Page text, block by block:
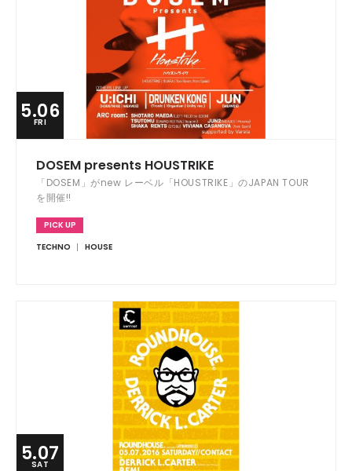
5.06
FRI
DOSEM presents HOUSTRIKE
「DOSEM」がnew レーベル「HOUSTRIKE」のJAPAN TOUR
を開催!!
PICK UP
TECHNO
HOUSE
5.07
SAT